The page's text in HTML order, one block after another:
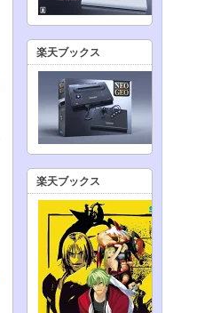
楽天ブックス
楽天ブックス